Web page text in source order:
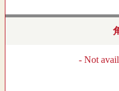
- Not